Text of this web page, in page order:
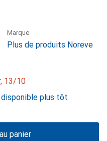
Marque
Plus de produits Noreve
13/10
plus tôt
panier